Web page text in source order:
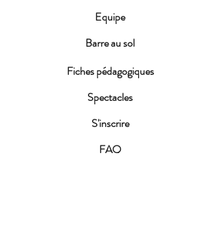
Equipe
Barre au sol
Fiches pédagogiques
Spectacles
S'inscrire
FAQ